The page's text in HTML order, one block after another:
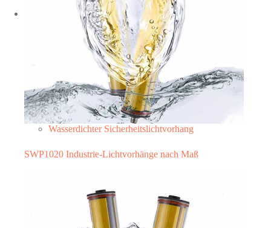
Wasserdichter Sicherheitslichtvorhang
SWP1020 Industrie-Lichtvorhänge nach Maß